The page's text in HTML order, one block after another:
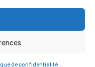
de confidentialité